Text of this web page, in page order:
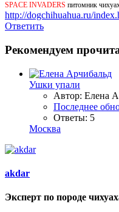
SPACE INVADERS питомник
http://dogchihuahua.ru/
Ответить
Рекомендуем
Ушки упали
Автор: Елена
Последнее
Ответы: 5
Москва
akdar
Эксперт по породе